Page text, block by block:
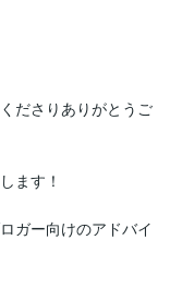
ださりありがとうご
ます！
ガー向けのアドバイ